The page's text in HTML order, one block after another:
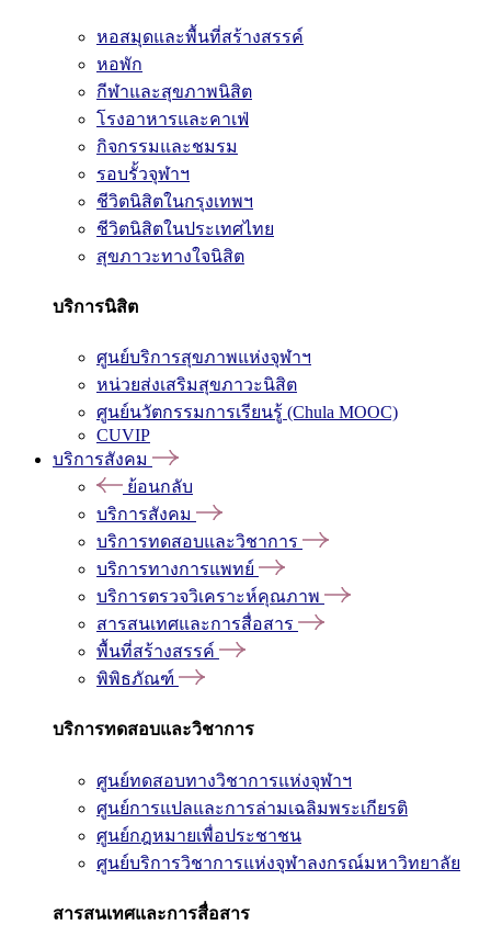
หอสมุดและพื้นที่สร้างสรรค์
หอพัก
กีฬาและสุขภาพนิสิต
โรงอาหารและคาเฟ่
กิจกรรมและชมรม
รอบรั้วจุฬาฯ
ชีวิตนิสิตในกรุงเทพฯ
ชีวิตนิสิตในประเทศไทย
สุขภาวะทางใจนิสิต
บริการนิสิต
ศูนย์บริการสุขภาพแห่งจุฬาฯ
หน่วยส่งเสริมสุขภาวะนิสิต
ศูนย์นวัตกรรมการเรียนรู้ (Chula MOOC)
CUVIP
บริการสังคม
ย้อนกลับ
บริการสังคม
บริการทดสอบและวิชาการ
บริการทางการแพทย์
บริการตรวจวิเคราะห์คุณภาพ
สารสนเทศและการสื่อสาร
พื้นที่สร้างสรรค์
พิพิธภัณฑ์
บริการทดสอบและวิชาการ
ศูนย์ทดสอบทางวิชาการแห่งจุฬาฯ
ศูนย์การแปลและการล่ามเฉลิมพระเกียรติ
ศูนย์กฎหมายเพื่อประชาชน
ศูนย์บริการวิชาการแห่งจุฬาลงกรณ์มหาวิทยาลัย
สารสนเทศและการสื่อสาร